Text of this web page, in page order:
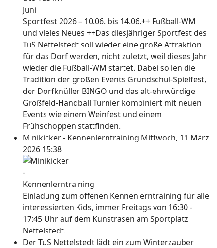
Sportfest 2026 – 10.06. bis 14.06.++ Fußball-WM
und vieles Neues ++Das diesjähriger Sportfest des
TuS Nettelstedt soll wieder eine große Attraktion
für das Dorf werden, nicht zuletzt, weil dieses Jahr
wieder die Fußball-WM startet. Dabei sollen die
Tradition der großen Events Grundschul-Spielfest,
der Dorfknüller BINGO und das alt-ehrwürdige
Großfeld-Handball Turnier kombiniert mit neuen
Events wie einem Weinfest und einem
Frühschoppen stattfinden.
Minikicker - Kennenlerntraining Mittwoch, 11 März
2026 15:38
Einladung zum offenen Kennenlerntraining für alle
interessierten Kids, immer Freitags von 16:30 -
17:45 Uhr auf dem Kunstrasen am Sportplatz
Nettelstedt.
Der TuS Nettelstedt lädt ein zum Winterzauber